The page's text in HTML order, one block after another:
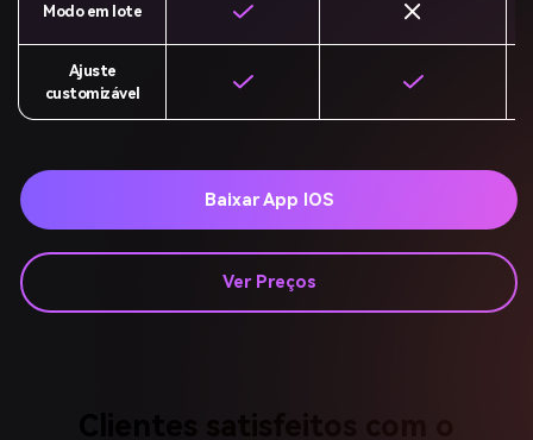
Modo em lote
Ajuste
customizável
Baixar App IOS
Ver Preços